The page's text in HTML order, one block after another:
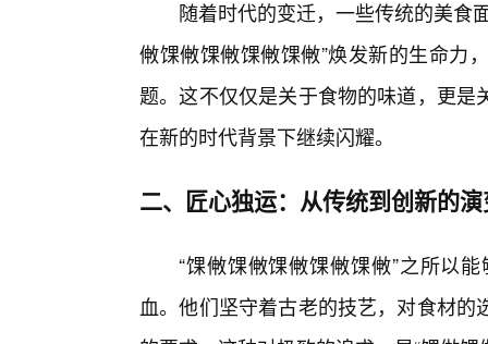
随着时代的变迁，一些传统的美食
敒馃敒馃敒馃敒馃敒”焕发新的生命力
题。这不仅仅是关于食物的味道，更
在新的时代背景下继续闪耀。
二、匠心独运：从传统到创新的
“馃敒馃敒馃敒馃敒馃敒”之所以
血。他们坚守着古老的技艺，对食材